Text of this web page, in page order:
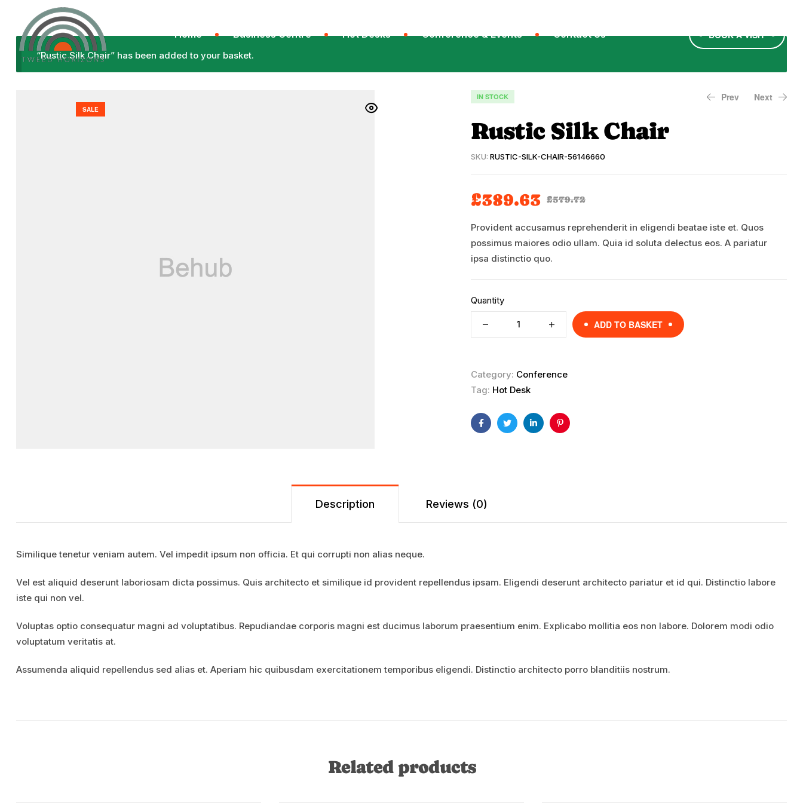
Home Business Centre Hot Desks Conference & Events Contact Us BOOK A VISIT
“Rustic Silk Chair” has been added to your basket.
SALE
IN STOCK Prev Next
Rustic Silk Chair
SKU:RUSTIC-SILK-CHAIR-56146660
£579.72
£389.63
Provident accusamus reprehenderit in eligendi beatae iste et. Quos
possimus maiores odio ullam. Quia id soluta delectus eos. A pariatur
ipsa distinctio quo.
Quantity
ADD TO BASKET
Category: Conference
Tag: Hot Desk
FacebookTwitterLinkedinPinterest
Description Reviews (0)
Similique tenetur veniam autem. Vel impedit ipsum non officia. Et qui corrupti non alias neque.
Vel est aliquid deserunt laboriosam dicta possimus. Quis architecto et similique id provident repellendus ipsam. Eligendi deserunt architecto pariatur et id qui. Distinctio labore
iste qui non vel.
Voluptas optio consequatur magni ad voluptatibus. Repudiandae corporis magni est ducimus laborum praesentium enim. Explicabo mollitia eos non labore. Dolorem modi odio
voluptatum veritatis at.
Assumenda aliquid repellendus sed alias et. Aperiam hic quibusdam exercitationem temporibus eligendi. Distinctio architecto porro blanditiis nostrum.
Related products